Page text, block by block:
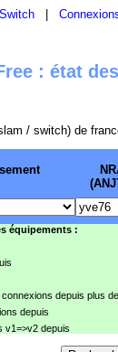
: état
/ switch) de
équipements :
depuis plus de
depuis
v1=>v2 depuis